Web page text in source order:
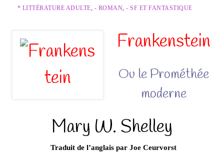
* LITTÉRATURE ADULTE, - ROMAN,- SF ET FANTASTIQUE
Frankenstein
Ou le Prométhée
moderne
Mary W. Shelley
Traduit de l’anglais par Joe Ceurvorst